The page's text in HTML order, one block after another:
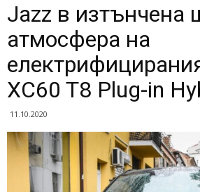
Jazz в изтънчена
атмосфера на
XC60 T8 Plug-in
11.10.2020